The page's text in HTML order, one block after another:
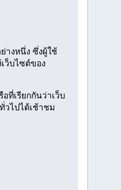
างหนึ่ง ซึ่งผู้ใช้
ว็บไซต์ของ
ที่เรียกกันว่าเว็บ
วไปได้เช้าชม